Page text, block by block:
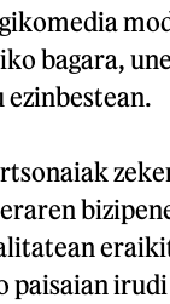
bagara,
paisaian